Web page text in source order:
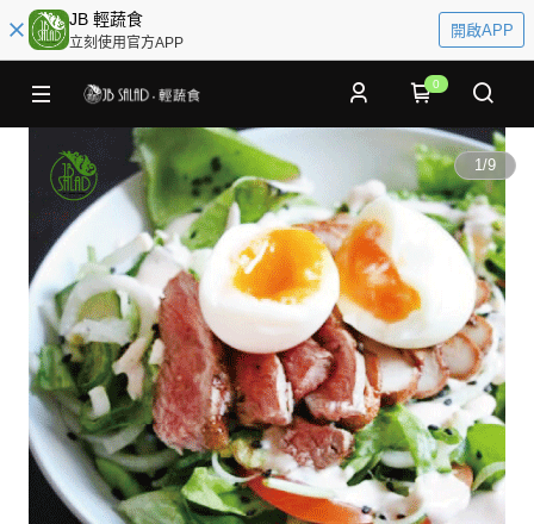
JB 輕蔬食
立刻使用官方APP
開啟APP
0
1/9